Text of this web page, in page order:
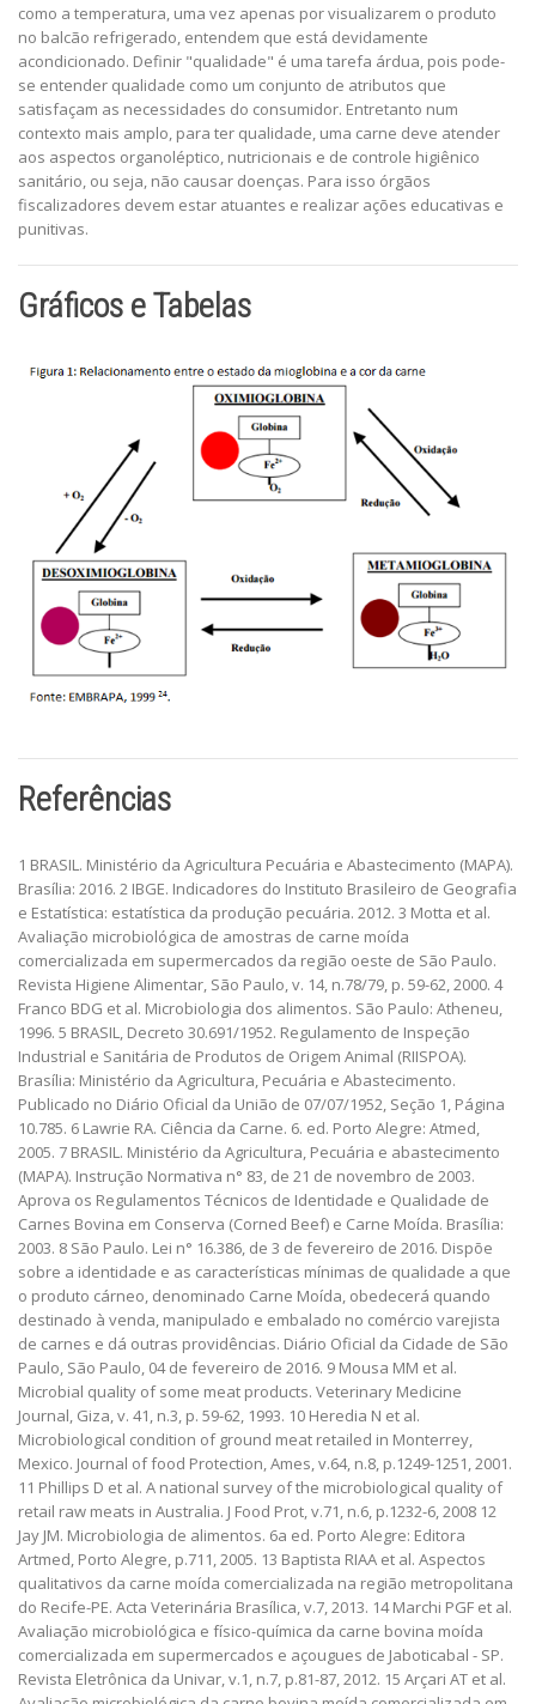
como a temperatura, uma vez apenas por visualizarem o produto
no balcão refrigerado, entendem que está devidamente
acondicionado. Definir "qualidade" é uma tarefa árdua, pois pode-
se entender qualidade como um conjunto de atributos que
satisfaçam as necessidades do consumidor. Entretanto num
contexto mais amplo, para ter qualidade, uma carne deve atender
aos aspectos organoléptico, nutricionais e de controle higiênico
sanitário, ou seja, não causar doenças. Para isso órgãos
fiscalizadores devem estar atuantes e realizar ações educativas e
punitivas.
Gráficos e Tabelas
Referências
1 BRASIL. Ministério da Agricultura Pecuária e Abastecimento (MAPA).
Brasília: 2016. 2 IBGE. Indicadores do Instituto Brasileiro de Geografia
e Estatística: estatística da produção pecuária. 2012. 3 Motta et al.
Avaliação microbiológica de amostras de carne moída
comercializada em supermercados da região oeste de São Paulo.
Revista Higiene Alimentar, São Paulo, v. 14, n.78/79, p. 59-62, 2000. 4
Franco BDG et al. Microbiologia dos alimentos. São Paulo: Atheneu,
1996. 5 BRASIL, Decreto 30.691/1952. Regulamento de Inspeção
Industrial e Sanitária de Produtos de Origem Animal (RIISPOA).
Brasília: Ministério da Agricultura, Pecuária e Abastecimento.
Publicado no Diário Oficial da União de 07/07/1952, Seção 1, Página
10.785. 6 Lawrie RA. Ciência da Carne. 6. ed. Porto Alegre: Atmed,
2005. 7 BRASIL. Ministério da Agricultura, Pecuária e abastecimento
(MAPA). Instrução Normativa n° 83, de 21 de novembro de 2003.
Aprova os Regulamentos Técnicos de Identidade e Qualidade de
Carnes Bovina em Conserva (Corned Beef) e Carne Moída. Brasília:
2003. 8 São Paulo. Lei n° 16.386, de 3 de fevereiro de 2016. Dispõe
sobre a identidade e as características mínimas de qualidade a que
o produto cárneo, denominado Carne Moída, obedecerá quando
destinado à venda, manipulado e embalado no comércio varejista
de carnes e dá outras providências. Diário Oficial da Cidade de São
Paulo, São Paulo, 04 de fevereiro de 2016. 9 Mousa MM et al.
Microbial quality of some meat products. Veterinary Medicine
Journal, Giza, v. 41, n.3, p. 59-62, 1993. 10 Heredia N et al.
Microbiological condition of ground meat retailed in Monterrey,
Mexico. Journal of food Protection, Ames, v.64, n.8, p.1249-1251, 2001.
11 Phillips D et al. A national survey of the microbiological quality of
retail raw meats in Australia. J Food Prot, v.71, n.6, p.1232-6, 2008 12
Jay JM. Microbiologia de alimentos. 6a ed. Porto Alegre: Editora
Artmed, Porto Alegre, p.711, 2005. 13 Baptista RIAA et al. Aspectos
qualitativos da carne moída comercializada na região metropolitana
do Recife-PE. Acta Veterinária Brasílica, v.7, 2013. 14 Marchi PGF et al.
Avaliação microbiológica e físico-química da carne bovina moída
comercializada em supermercados e açougues de Jaboticabal - SP.
Revista Eletrônica da Univar, v.1, n.7, p.81-87, 2012. 15 Arçari AT et al.